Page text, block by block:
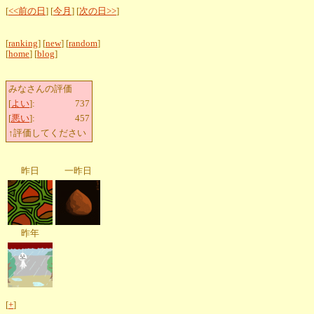
[<<前の日 ] [今月 ] [次の日>>]
[ranking] [new] [random]
[home] [blog]
みなさんの評価
[よい]:
737
[悪い]:
457
↑評価してください
昨日 一昨日
昨年
[+]